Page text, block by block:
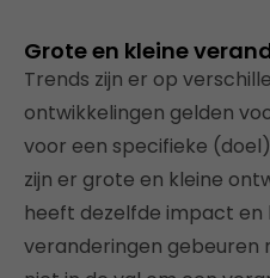
Grote en kleine
Trends zijn er op
ontwikkelingen gelden
voor een specifieke
zijn er grote en kleine
heeft dezelfde impact en
veranderingen gebeuren